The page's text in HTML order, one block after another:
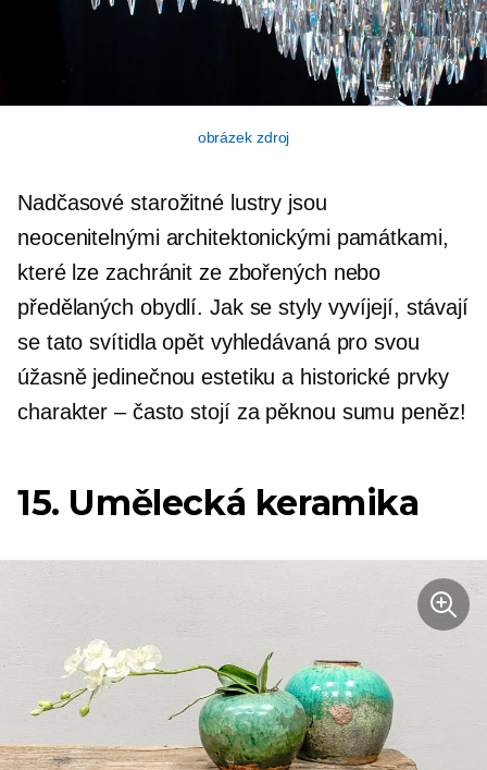
obrázek zdroj
Nadčasové starožitné lustry jsou
neocenitelnými architektonickými památkami,
které lze zachránit ze zbořených nebo
předělaných obydlí. Jak se styly vyvíjejí, stávají
se tato svítidla opět vyhledávaná pro svou
úžasně jedinečnou estetiku a historické prvky
charakter – často stojí za pěknou sumu peněz!
15. Umělecká keramika